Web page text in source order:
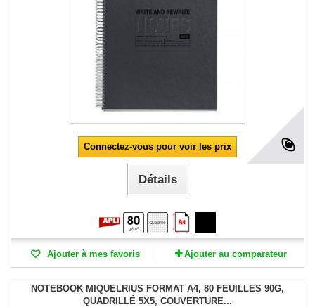
Connectez-vous pour voir les prix
Détails
Ajouter à mes favoris Ajouter au comparateur
NOTEBOOK MIQUELRIUS FORMAT A4, 80 FEUILLES 90G,
QUADRILLÉ 5X5, COUVERTURE...